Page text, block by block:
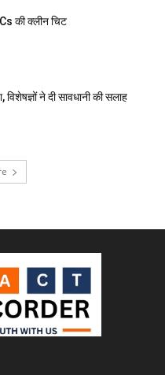
की क्लीन चिट
विशेषज्ञों ने दी सावधानी की सलाह